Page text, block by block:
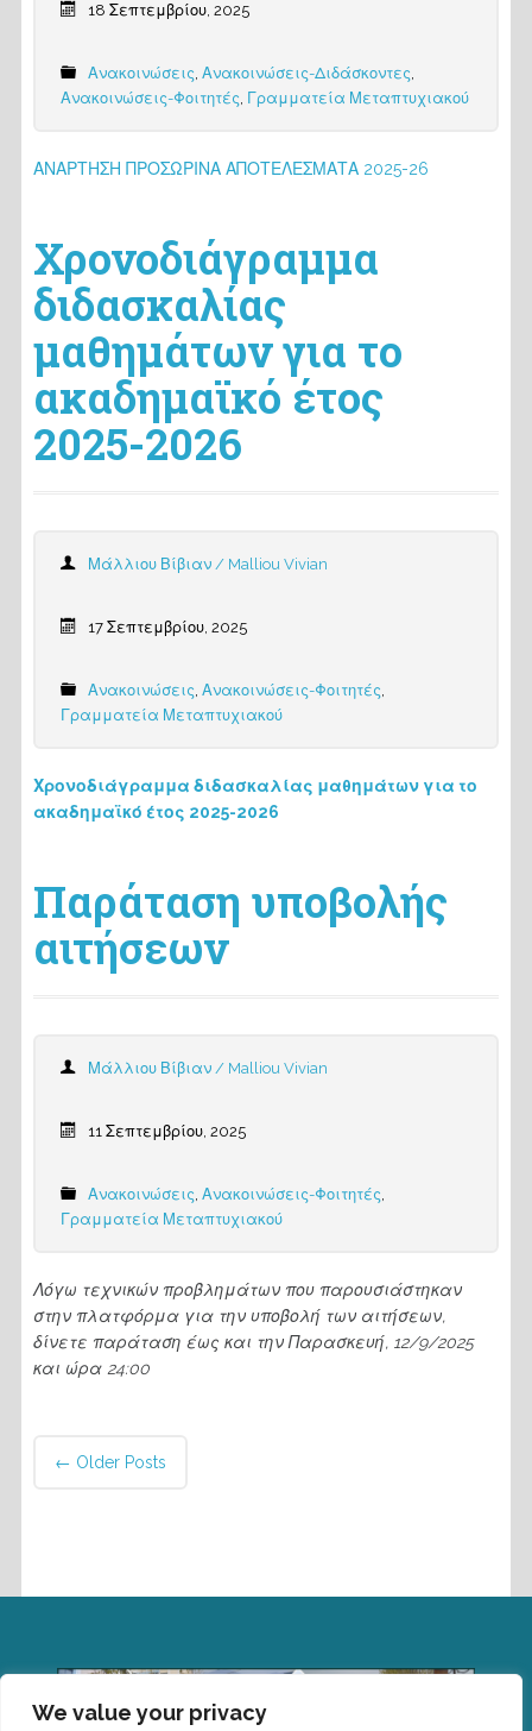
We value your privacy
18 Σεπτεμβρίου, 2025
Ανακοινώσεις, Ανακοινώσεις-Διδάσκοντες,
Ανακοινώσεις-Φοιτητές, Γραμματεία Μεταπτυχιακού
ΑΝΑΡΤΗΣΗ ΠΡΟΣΩΡΙΝΑ ΑΠΟΤΕΛΕΣΜΑΤΑ 2025-26
Χρονοδιάγραμμα
διδασκαλίας
μαθημάτων για το
ακαδημαϊκό έτος
2025-2026
Μάλλιου Βίβιαν / Malliou Vivian
17 Σεπτεμβρίου, 2025
Ανακοινώσεις, Ανακοινώσεις-Φοιτητές,
Γραμματεία Μεταπτυχιακού
Χρονοδιάγραμμα διδασκαλίας μαθημάτων για το
ακαδημαϊκό έτος 2025-2026
Παράταση υποβολής
αιτήσεων
Μάλλιου Βίβιαν / Malliou Vivian
11 Σεπτεμβρίου, 2025
Ανακοινώσεις, Ανακοινώσεις-Φοιτητές,
Γραμματεία Μεταπτυχιακού
Λόγω τεχνικών προβλημάτων που παρουσιάστηκαν
στην πλατφόρμα για την υποβολή των αιτήσεων,
δίνετε παράταση έως και την Παρασκευή, 12/9/2025
και ώρα 24:00
Post
navigation
← Older Posts